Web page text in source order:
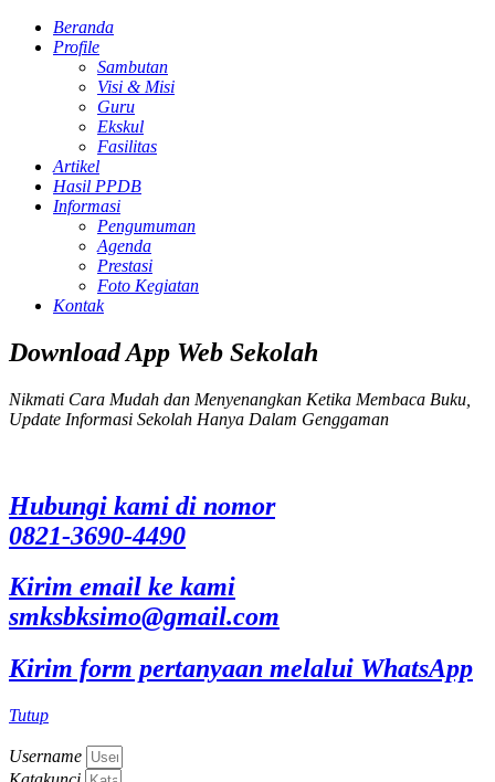
Beranda
Profile
Sambutan
Visi & Misi
Guru
Ekskul
Fasilitas
Artikel
Hasil PPDB
Informasi
Pengumuman
Agenda
Prestasi
Foto Kegiatan
Kontak
Download App Web Sekolah
Nikmati Cara Mudah dan Menyenangkan Ketika Membaca Buku,
Update Informasi Sekolah Hanya Dalam Genggaman
Hubungi kami di nomor
0821-3690-4490
Kirim email ke kami
smksbksimo@gmail.com
Kirim form pertanyaan melalui WhatsApp
Tutup
Username